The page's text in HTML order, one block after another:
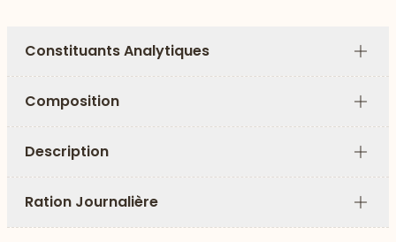
Constituants Analytiques
Plus
Composition
Plus
Description
Plus
Ration Journalière
Plus